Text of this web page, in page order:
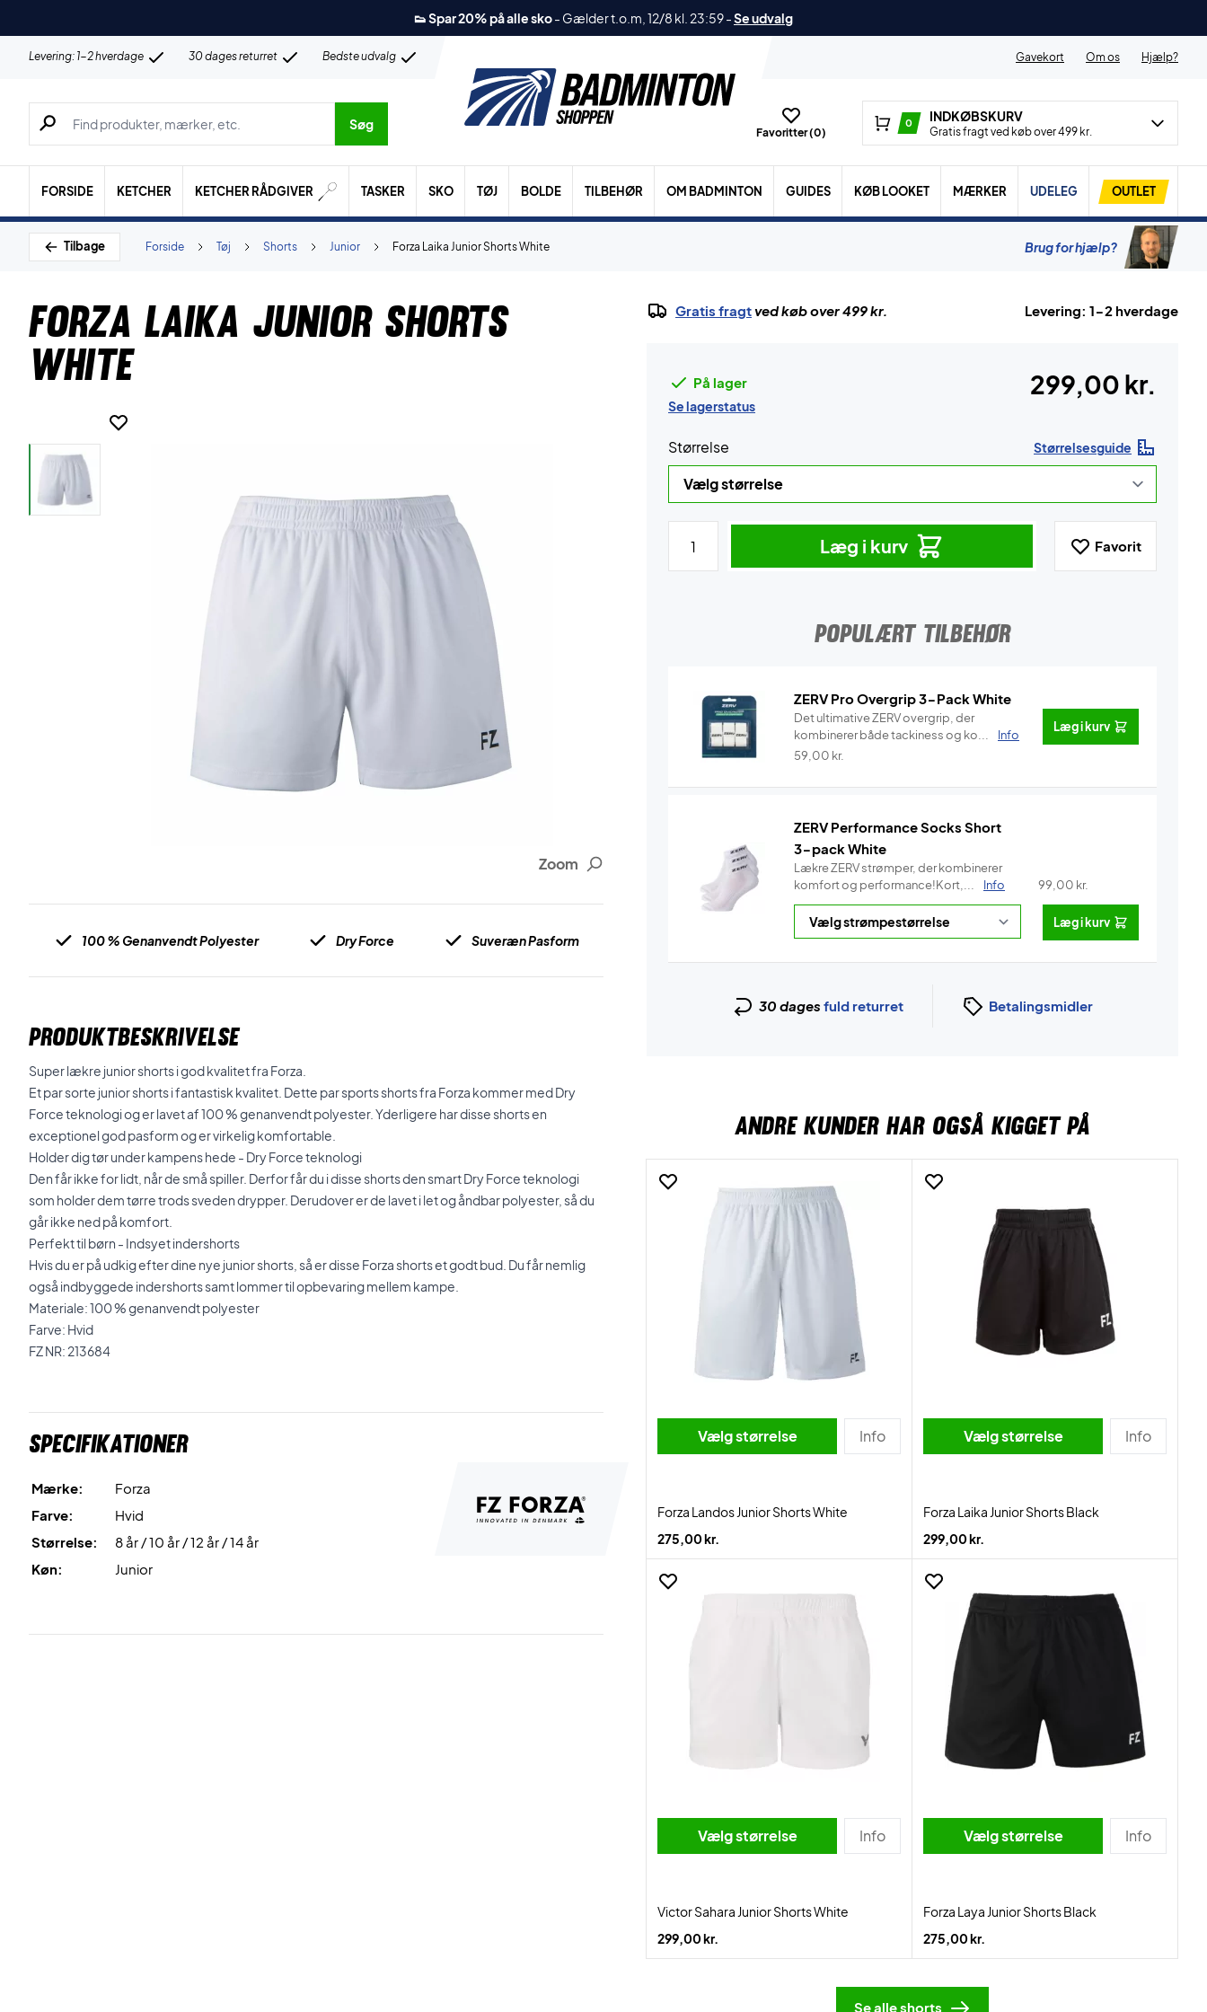
👟 Spar 20% på alle sko- Gælder t.o.m, 12/8 kl. 23:59-Se udvalg
Levering: 1-2 hverdage 30 dages returret Bedste udvalg Gavekort Om os Hjælp?
Søg efter produkter, mærker etc.
Søg
Favoritter (0)
0 INDKØBSKURV
Gratis fragt ved køb over 499 kr.
FORSIDE KETCHER KETCHER RÅDGIVER TASKER SKO TØJ BOLDE TILBEHØR OM BADMINTON GUIDES KØB LOOKET MÆRKER UDELEG OUTLET
Tilbage Forza Laika Junior Shorts White
Junior
Shorts
Tøj
Forside Brug for hjælp?
Forza Laika Junior Shorts
White
Zoom
100 % Genanvendt Polyester Dry Force Suveræn Pasform
PRODUKTBESKRIVELSE
Super lækre junior shorts i god kvalitet fra Forza.
Et par sorte junior shorts i fantastisk kvalitet. Dette par sports shorts fra Forza kommer med Dry
Force teknologi og er lavet af 100 % genanvendt polyester. Yderligere har disse shorts en
exceptionel god pasform og er virkelig komfortable.
Holder dig tør under kampens hede - Dry Force teknologi
Den får ikke for lidt, når de små spiller. Derfor får du i disse shorts den smart Dry Force teknologi
som holder dem tørre trods sveden drypper. Derudover er de lavet i let og åndbar polyester, så du
går ikke ned på komfort.
Perfekt til børn - Indsyet indershorts
Hvis du er på udkig efter dine nye junior shorts, så er disse Forza shorts et godt bud. Du får nemlig
også indbyggede indershorts samt lommer til opbevaring mellem kampe.
Materiale: 100 % genanvendt polyester
Farve: Hvid
FZ NR: 213684
Specifikationer
Mærke:
Forza
Farve:
Hvid
Størrelse:
8 år / 10 år / 12 år / 14 år
Køn:
Junior
Gratis fragtved køb over 499 kr. Levering: 1-2 hverdage
På lager
Se lagerstatus
299,00 kr.
Størrelse Størrelsesguide
Læg i kurv Favorit
POPULÆRT TILBEHØR
ZERV Pro Overgrip 3-Pack White
Det ultimative ZERV overgrip, der
kombinerer både tackiness og ko...
Info
59,00 kr.
Læg i kurv
ZERV Performance Socks Short
3-pack White
Lækre ZERV strømper, der kombinerer
komfort og performance!Kort,...
Info 99,00 kr.
Læg i kurv
30 dages fuld returret Betalingsmidler
ANDRE KUNDER HAR OGSÅ KIGGET PÅ
Vælg størrelse Info
Forza Landos Junior Shorts White
275,00 kr.
Vælg størrelse Info
Forza Laika Junior Shorts Black
299,00 kr.
Vælg størrelse Info
Victor Sahara Junior Shorts White
299,00 kr.
Vælg størrelse Info
Forza Laya Junior Shorts Black
275,00 kr.
Se alle shorts